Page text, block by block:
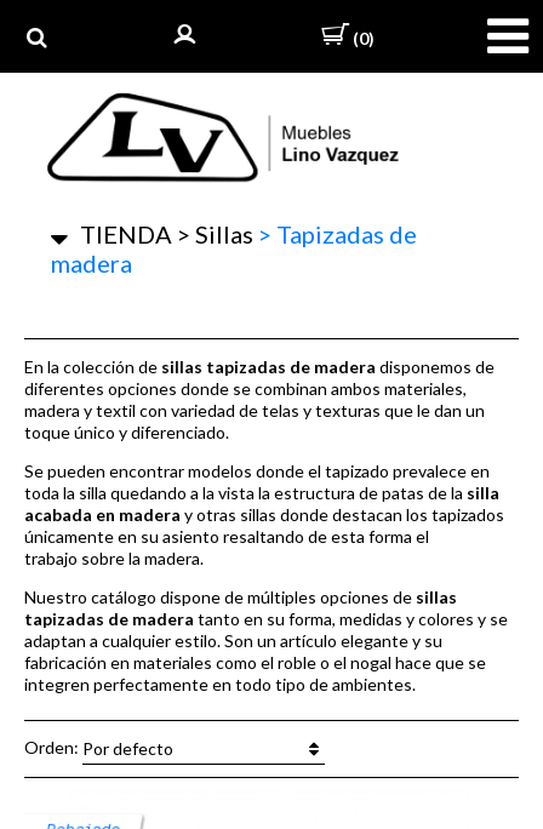
(0)
TIENDA > Sillas > Tapizadas de
madera
En la colección de sillas tapizadas de madera disponemos de
diferentes opciones donde se combinan ambos materiales,
madera y textil con variedad de telas y texturas que le dan un
toque único y diferenciado.
Se pueden encontrar modelos donde el tapizado prevalece en
toda la silla quedando a la vista la estructura de patas de la silla
acabada en madera y otras sillas donde destacan los tapizados
únicamente en su asiento resaltando de esta forma el
trabajo sobre la madera.
Nuestro catálogo dispone de múltiples opciones de sillas
tapizadas de madera tanto en su forma, medidas y colores y se
adaptan a cualquier estilo. Son un artículo elegante y su
fabricación en materiales como el roble o el nogal hace que se
integren perfectamente en todo tipo de ambientes.
Orden: Por defecto